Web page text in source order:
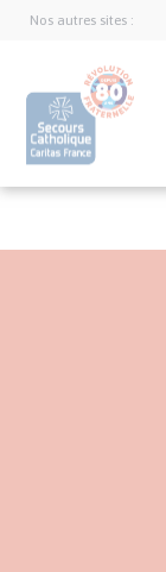
Nos autres sites :